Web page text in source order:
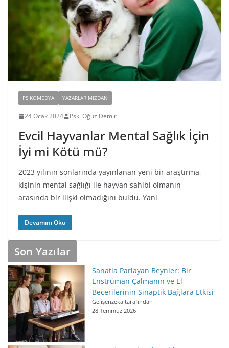
PSIKOMEDYA YAZARLARIMIZDAN
24 Ocak 2024 Psk. Oğuz Demir
Evcil Hayvanlar Mental Sağlık İçin
İyi mi Kötü mü?
2023 yılının sonlarında yayınlanan yeni bir araştırma,
kişinin mental sağlığı ile hayvan sahibi olmanın
arasında bir ilişki olmadığını buldu. Yani
Son Yazılar
Sanatla Parlayan Beynler: Bir
Enstrüman Çalmanın ve El
Becerilerinin Sinaptik Bağlara Etkisi
Gelişenzeka tarafından
28 Temmuz 2026